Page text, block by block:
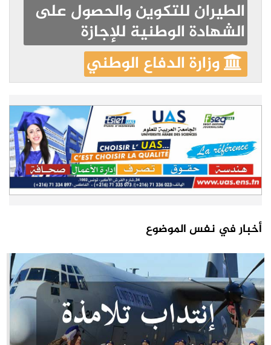
الطيران للتكوين والحصول على
الشهادة الوطنية للإجازة
وزارة الدفاع الوطني
أخبار في نفس الموضوع